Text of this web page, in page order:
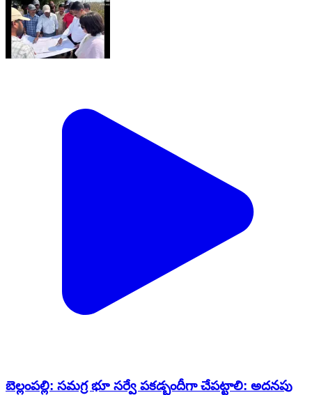
బెల్లంపల్లి: సమగ్ర భూ సర్వే పకడ్బందీగా చేపట్టాలి: అదనపు